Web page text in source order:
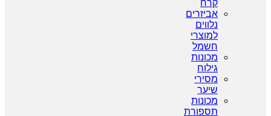
קרח
אביזרים
נלווים
למוצרי
חשמל
מכונות
גילוח
מסירי
שיער
מכונות
תספורת